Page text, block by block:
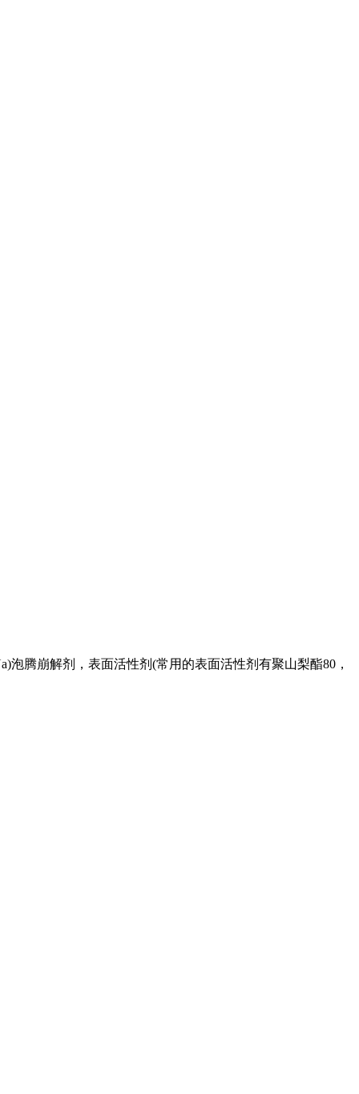
腾崩解剂，表面活性剂(常用的表面活性剂有聚山梨酯80，